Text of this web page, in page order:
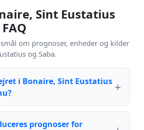
Sint Eustatius
om prognoser, enheder og kilder
og Saba.
i Bonaire, Sint Eustatius
prognoser for